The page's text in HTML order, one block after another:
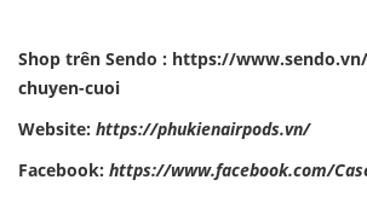
Shop trên Sendo : https://
chuyen-cuoi
Website: https://phukienairpods.vn/
Facebook: https://www.facebook.com/